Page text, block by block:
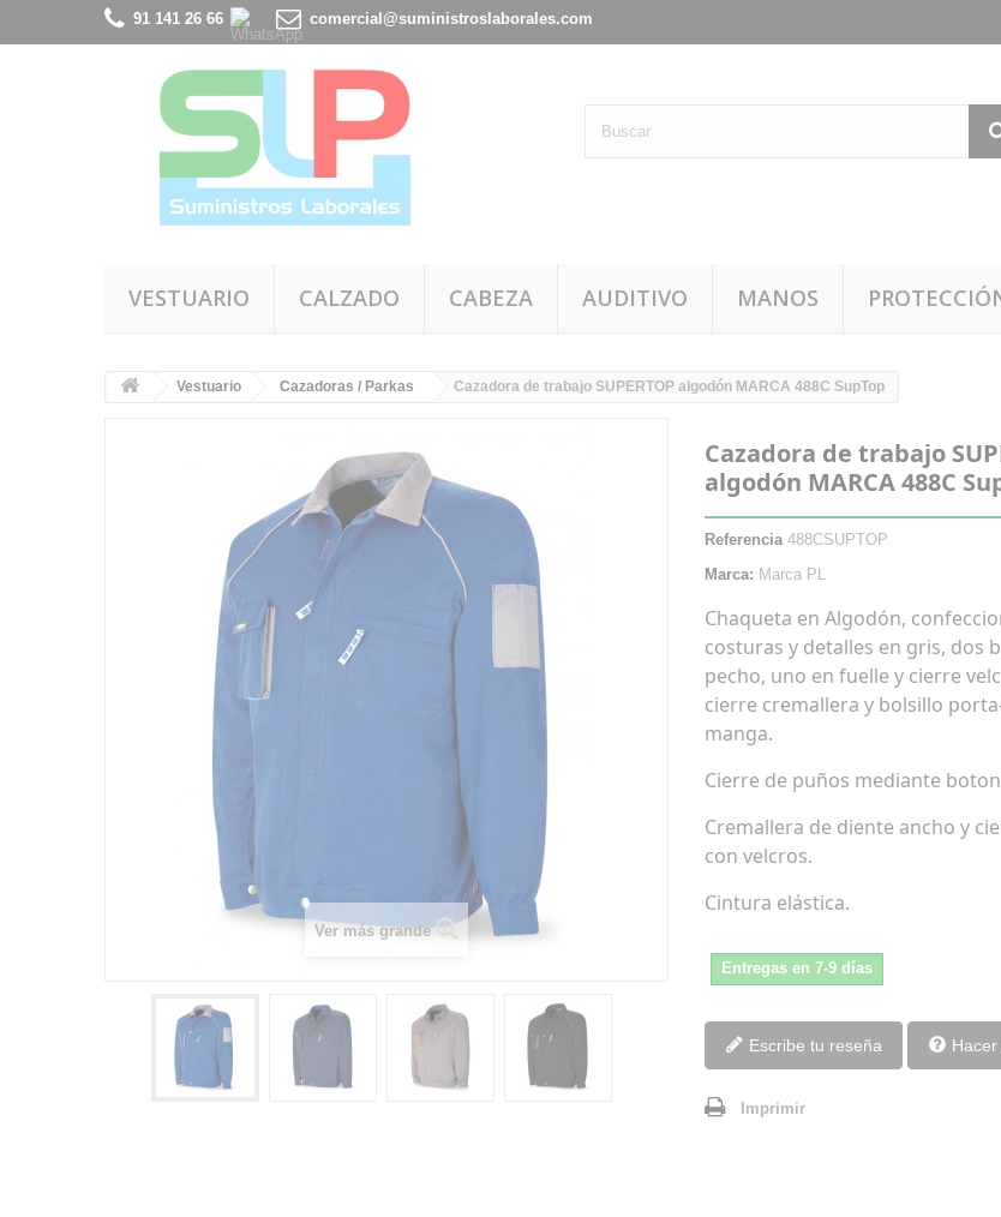
91 141 26 66 comercial@suministroslaborales.com
VESTUARIO CALZADO CABEZA AUDITIVO MANOS
Vestuario Cazadoras / Parkas Cazadora de trabajo SUPERTOP algodón MARCA 488C SupTop
Ver más grande
Cazadora de trabajo
algodón MARCA 488C
Referencia 488CSUPTOP
Marca: Marca PL
Chaqueta en Algodón,
costuras y detalles en gris, dos
pecho, uno en fuelle y cierre
cierre cremallera y bolsillo
manga.
Cierre de puños mediante
Cremallera de diente ancho y
con velcros.
Cintura elástica.
Entregas en 7-9 días
Escribe tu reseña
Imprimir